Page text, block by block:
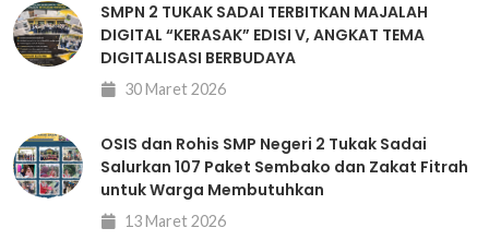
SMPN 2 TUKAK SADAI TERBITKAN MAJALAH
DIGITAL “KERASAK” EDISI V, ANGKAT TEMA
DIGITALISASI BERBUDAYA
30 Maret 2026
OSIS dan Rohis SMP Negeri 2 Tukak Sadai
Salurkan 107 Paket Sembako dan Zakat Fitrah
untuk Warga Membutuhkan
13 Maret 2026